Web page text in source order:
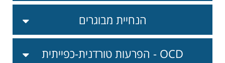
הנחיית מבוגרים
הפרעות טורדנית-כפייתית - OCD